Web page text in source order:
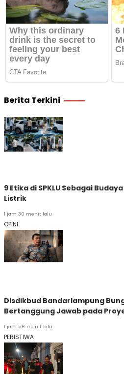
Berita Terkini
9 Etika di SPKLU Sebagai
Listrik
1 jam 30 menit lalu
OPINI
Disdikbud Bandarlampung
Bertanggung Jawab pada
1 jam 56 menit lalu
PERISTIWA